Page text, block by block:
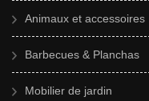
Animaux et accessoires
Barbecues & Planchas
Mobilier de jardin